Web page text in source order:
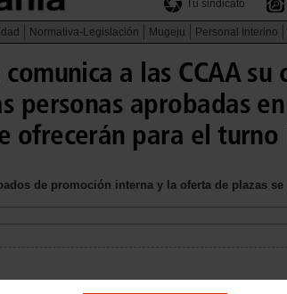
Tu sindicato
Normativa-Legislación Mugeju Personal Interino
a las CCAA
personas aprobadas
ofrecerán para el
de promoción interna y la oferta de plazas